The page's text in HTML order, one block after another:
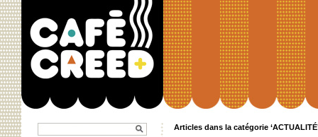
Articles dans la catégorie